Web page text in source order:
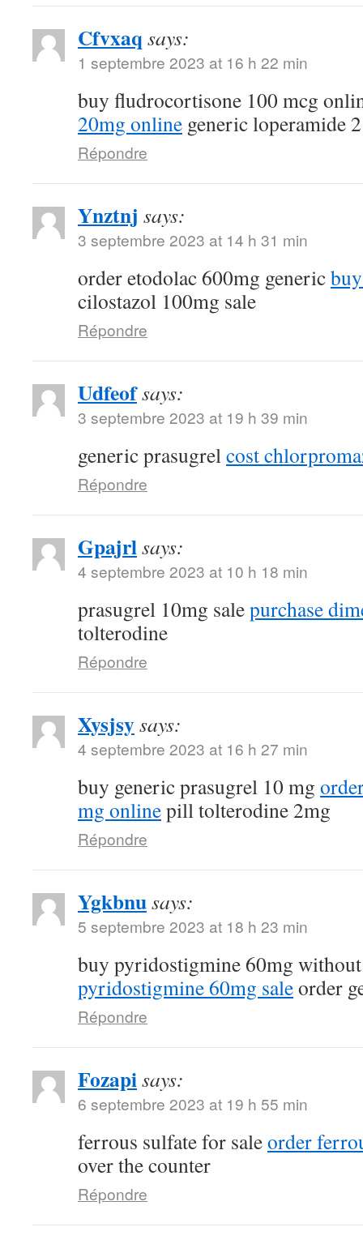
Cfvxaq says:
1 septembre 2023 at 16 h 22 min
buy fludrocortisone 100 mcg
20mg online generic loperamide
Répondre
Ynztnj says:
3 septembre 2023 at 14 h 31 min
order etodolac 600mg generic
cilostazol 100mg sale
Répondre
Udfeofsays:
3 septembre 2023 at 19 h 39 min
generic prasugrelcost
Répondre
Gpajrlsays:
4 septembre 2023 at 10 h 18 min
prasugrel 10mg salepurchase
tolterodine
Répondre
Xysjsysays:
4 septembre 2023 at 16 h 27 min
buy generic prasugrel 10 mg
mg onlinepill tolterodine 2mg
Répondre
Ygkbnusays:
5 septembre 2023 at 18 h 23 min
buy pyridostigmine 60mg
pyridostigmine 60mg saleorder
Répondre
Fozapisays:
6 septembre 2023 at 19 h 55 min
ferrous sulfate for saleorder
over the counter
Répondre